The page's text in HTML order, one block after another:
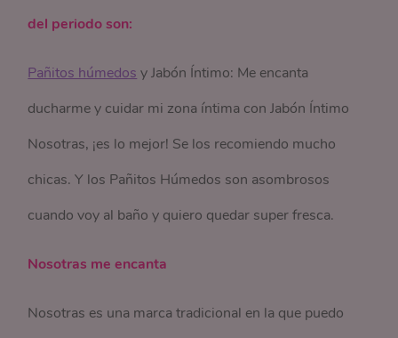
del periodo son:
Pañitos húmedos y Jabón Íntimo: Me encanta
ducharme y cuidar mi zona íntima con Jabón Íntimo
Nosotras, ¡es lo mejor! Se los recomiendo mucho
chicas. Y los Pañitos Húmedos son asombrosos
cuando voy al baño y quiero quedar super fresca.
Nosotras me encanta
Nosotras es una marca tradicional en la que puedo